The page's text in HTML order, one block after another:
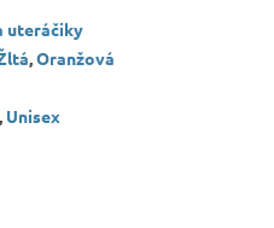
uteráčiky
,Oranžová
, Unisex